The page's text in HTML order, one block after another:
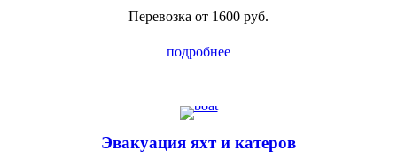
Перевозка от 1600 руб.
подробнее
Эвакуация яхт и катеров